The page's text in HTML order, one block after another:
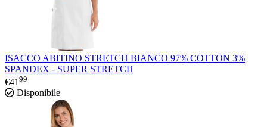
ISACCO ABITINO STRETCH BIANCO 97% COTTON 3%
SPANDEX - SUPER STRETCH
€41 99
Disponibile